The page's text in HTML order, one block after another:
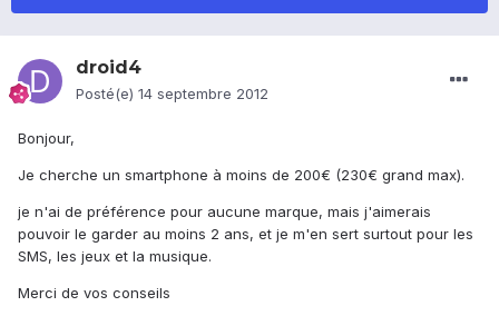
droid4
Posté(e) 14 septembre 2012
Bonjour,
Je cherche un smartphone à moins de 200€ (230€ grand max).
je n'ai de préférence pour aucune marque, mais j'aimerais
pouvoir le garder au moins 2 ans, et je m'en sert surtout pour les
SMS, les jeux et la musique.
Merci de vos conseils